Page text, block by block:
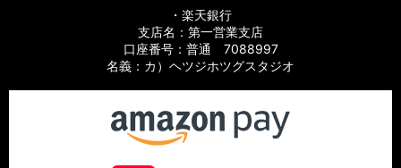
・楽天銀行
支店名：第一営業支店
口座番号：普通 7088997
名義：カ）ヘツジホツグスタジオ